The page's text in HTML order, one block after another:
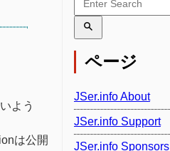
よう
は公開
ページ
JSer.info About
JSer.info Support
JSer.info Sponsors